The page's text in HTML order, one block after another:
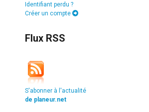
Identifiant perdu ?
Créer un compte
Flux RSS
S'abonner à l'actualité
de planeur.net